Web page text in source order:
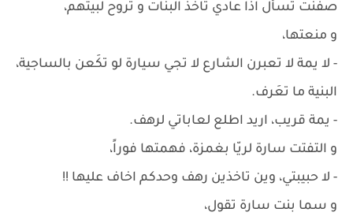
صفنت تسأل اذا عادي تاخذ البنات و تروح لبيتهم،
و منعتها،
- لا يمة لا تعبرن الشارع لا تجي سيارة لو تكَعن بالساجية،
البنية ما تعَرف.
- يمة قريب، اريد اطلع لعاباتي لرهف.
و التفتت سارة لريّا بغمزة، فهمتها فوراً،
- لا حبيبتي، وين تاخذين رهف وحدكم اخاف عليها !!
و سما بنت سارة تقول،